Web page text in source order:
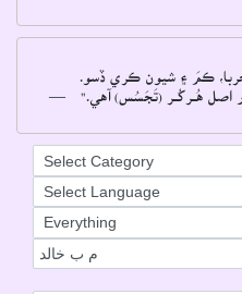
ڪمَ ۽ شيون ڪري ڏسو۔
اصل هُــرکُــر (تَجَسُس) آهي۔"